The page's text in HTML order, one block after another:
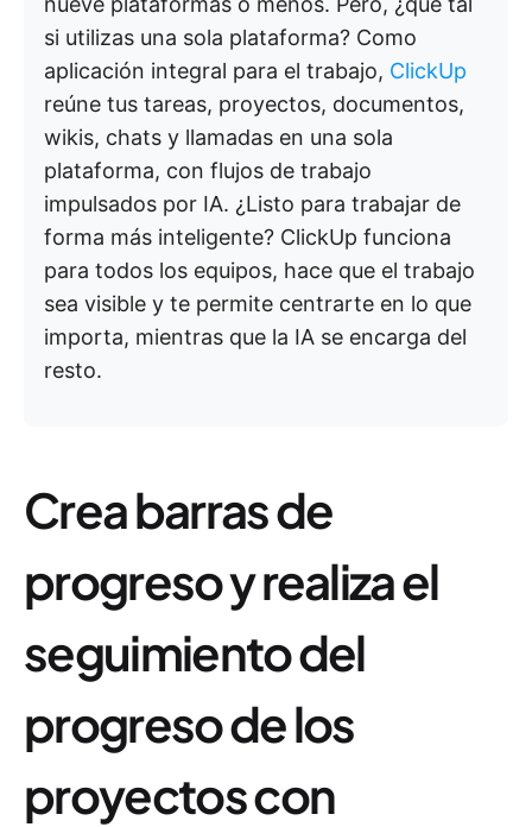
si utilizas una sola plataforma? Como
aplicación integral para el trabajo, ClickUp
reúne tus tareas, proyectos, documentos,
wikis, chats y llamadas en una sola
plataforma, con flujos de trabajo
impulsados por IA. ¿Listo para trabajar de
forma más inteligente? ClickUp funciona
para todos los equipos, hace que el trabajo
sea visible y te permite centrarte en lo que
importa, mientras que la IA se encarga del
resto.
Crea barras de
progreso y realiza el
seguimiento del
progreso de los
proyectos con